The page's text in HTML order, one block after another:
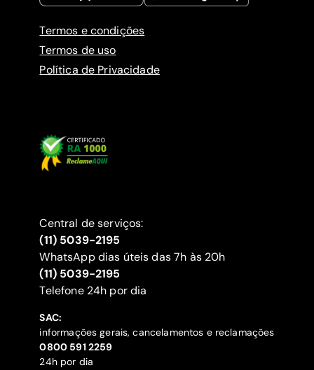
Termos e condições
Termos de uso
Política de Privacidade
Central de serviços:
(11) 5039-2195
WhatsApp dias úteis das 7h às 20h
(11) 5039-2195
‍Telefone 24h por dia
SAC:
informações gerais, cancelamentos e reclamações
‍0800 591 2259
24h por dia